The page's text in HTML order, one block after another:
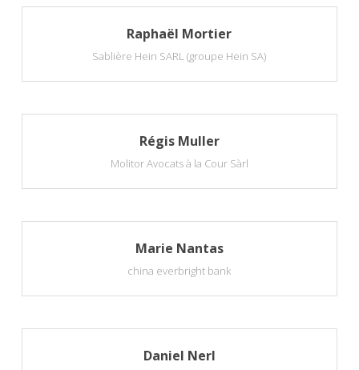
Raphaël Mortier
Sablière Hein SARL (groupe Hein SA)
Régis Muller
Molitor Avocats à la Cour Sàrl
Marie Nantas
china everbright bank
Daniel Nerl